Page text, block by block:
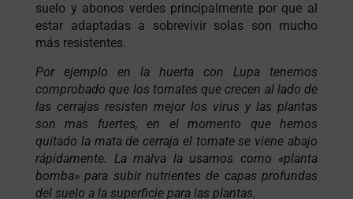
suelo y abonos verdes principalmente por que al
estar adaptadas a sobrevivir solas son mucho
más resistentes.
Por ejemplo en la huerta con Lupa tenemos
comprobado que los tomates que crecen al lado de
las cerrajas resisten mejor los virus y las plantas
son mas fuertes, en el momento que hemos
quitado la mata de cerraja el tomate se viene abajo
rápidamente. La malva la usamos como «planta
bomba» para subir nutrientes de capas profundas
del suelo a la superficie para las plantas.